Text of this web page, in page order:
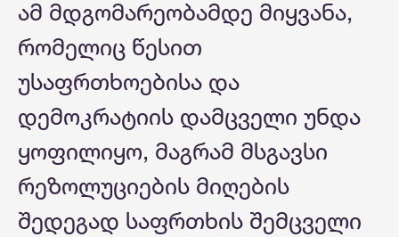
ამ მდგომარეობამდე მიყვანა,
რომელიც წესით
უსაფრთხოებისა და
დემოკრატიის დამცველი უნდა
ყოფილიყო, მაგრამ მსგავსი
რეზოლუციების მიღების
შედეგად საფრთხის შემცველი